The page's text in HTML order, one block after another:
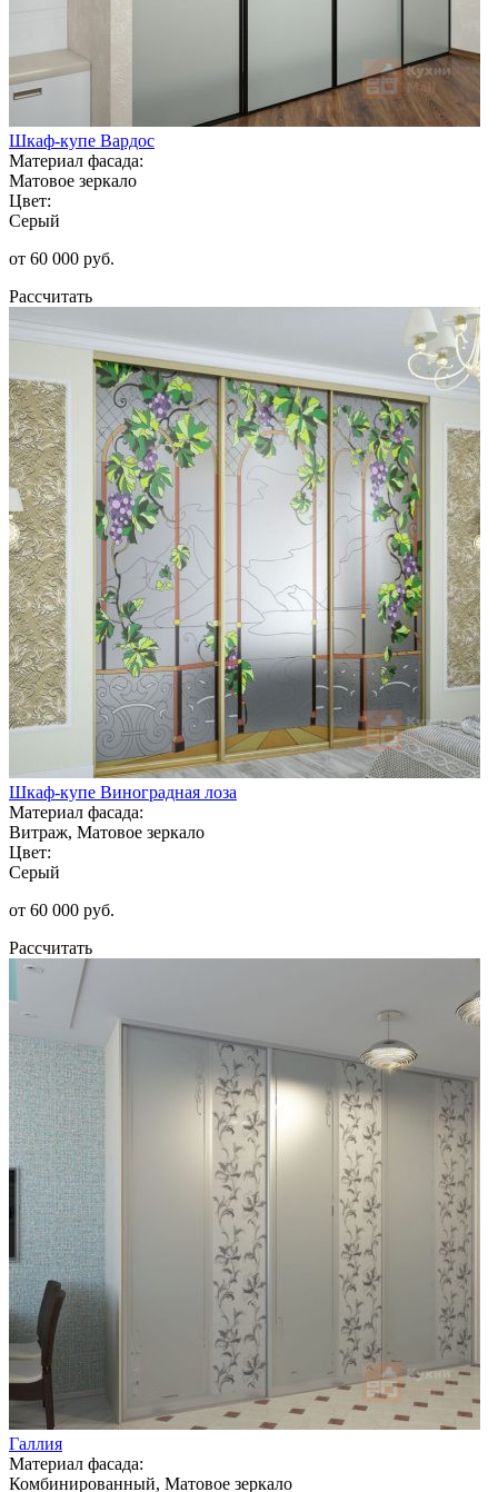
Шкаф-купе Вардос
Материал фасада:
Матовое зеркало
Цвет:
Серый
от 60 000 руб.
Рассчитать
Шкаф-купе Виноградная лоза
Материал фасада:
Витраж, Матовое зеркало
Цвет:
Серый
от 60 000 руб.
Рассчитать
Галлия
Материал фасада:
Комбинированный, Матовое зеркало